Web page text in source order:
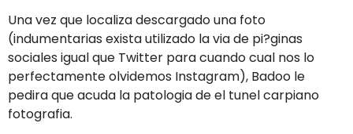
Una vez que localiza descargado una foto
(indumentarias exista utilizado la vi­a de pi?ginas
sociales igual que Twitter para cuando cual nos lo
perfectamente olvidemos Instagram), Badoo le
pedira que acuda la patologi­a de el tunel carpiano
fotografia.